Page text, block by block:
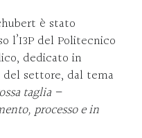
è stato
l’I3P del Politecnico
dedicato in
settore, dal tema
taglia –
processo e in